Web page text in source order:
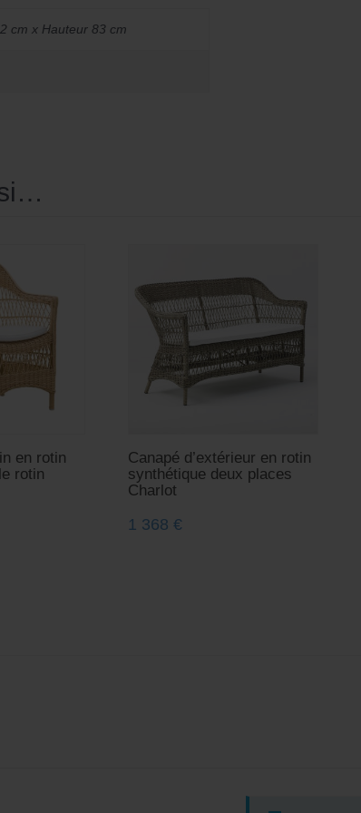
cm x Hauteur 83 cm
en rotin
rotin
Canapé d’extérieur en rotin
synthétique deux places
Charlot
1 368€